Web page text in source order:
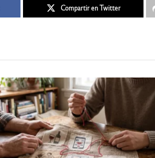
Compartir en Twitter